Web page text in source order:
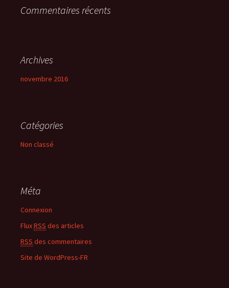
:Commentaires récents
Archives
novembre 2016
Catégories
Non classé
Méta
Connexion
FluxRSS des articles
RSS des commentaires
Site de WordPress-FR